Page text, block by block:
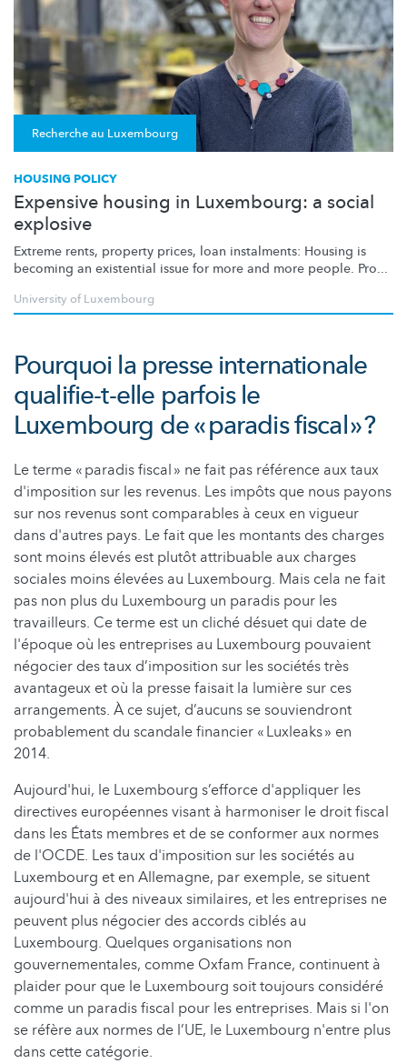
Recherche au Luxembourg
HOUSING POLICY
Expensive housing in Luxembourg: a social
explosive
Extreme rents, property prices, loan instalments: Housing is
becoming an existential issue for more and more people. Pro...
University of Luxembourg
Pourquoi la presse internationale
qualifie-t-elle parfois le
Luxembourg de « paradis fiscal » ?
Le terme « paradis fiscal » ne fait pas référence aux taux
d'imposition sur les revenus. Les impôts que nous payons
sur nos revenus sont comparables à ceux en vigueur
dans d'autres pays. Le fait que les montants des charges
sont moins élevés est plutôt attribuable aux charges
sociales moins élevées au Luxembourg. Mais cela ne fait
pas non plus du Luxembourg un paradis pour les
travailleurs. Ce terme est un cliché désuet qui date de
l'époque où les entreprises au Luxembourg pouvaient
négocier des taux d’imposition sur les sociétés très
avantageux et où la presse faisait la lumière sur ces
arrangements. À ce sujet, d’aucuns se souviendront
probablement du scandale financier « Luxleaks » en
2014.
Aujourd'hui, le Luxembourg s’efforce d'appliquer les
directives européennes visant à harmoniser le droit fiscal
dans les États membres et de se conformer aux normes
de l'OCDE. Les taux d'imposition sur les sociétés au
Luxembourg et en Allemagne, par exemple, se situent
aujourd'hui à des niveaux similaires, et les entreprises ne
peuvent plus négocier des accords ciblés au
Luxembourg. Quelques organisations non
gouvernementales, comme Oxfam France, continuent à
plaider pour que le Luxembourg soit toujours considéré
comme un paradis fiscal pour les entreprises. Mais si l'on
se réfère aux normes de l’UE, le Luxembourg n'entre plus
dans cette catégorie.